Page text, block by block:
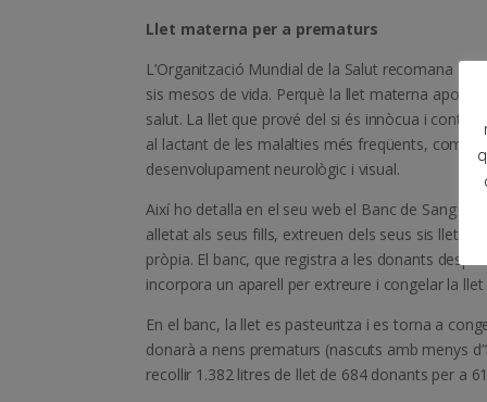
Llet materna per a prematurs
L’Organització Mundial de la Salut recomana
sis mesos de vida. Perquè la llet materna aporta
salut. La llet que prové del si és innòcua i conté
al lactant de les malalties més freqüents, com la
desenvolupament neurològic i visual.
Així ho detalla en el seu web el Banc de Sang i
alletat als seus fills, extreuen dels seus sis llet
pròpia. El banc, que registra a les donants
incorpora un aparell per extreure i congelar la
En el banc, la llet es pasteuritza i es torna a
donarà a nens prematurs (nascuts amb menys
recollir 1.382 litres de llet de 684 donants per a